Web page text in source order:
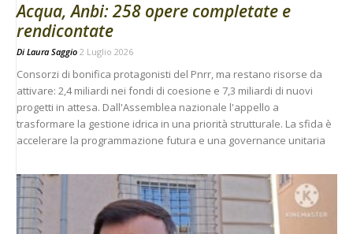
Acqua, Anbi: 258 opere completate e
rendicontate
Di Laura Saggio 2 Luglio 2026
Consorzi di bonifica protagonisti del Pnrr, ma restano risorse da
attivare: 2,4 miliardi nei fondi di coesione e 7,3 miliardi di nuovi
progetti in attesa. Dall'Assemblea nazionale l'appello a
trasformare la gestione idrica in una priorità strutturale. La sfida è
accelerare la programmazione futura e una governance unitaria